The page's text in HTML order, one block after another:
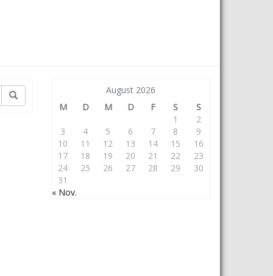
August 2026
M
D M D F S
S
1
2
3
4 5 6 7 8
9
10
11 12 13 14 15
16
17
18 19 20 21 22
23
24
25 26 27 28 29
30
31
« Nov.